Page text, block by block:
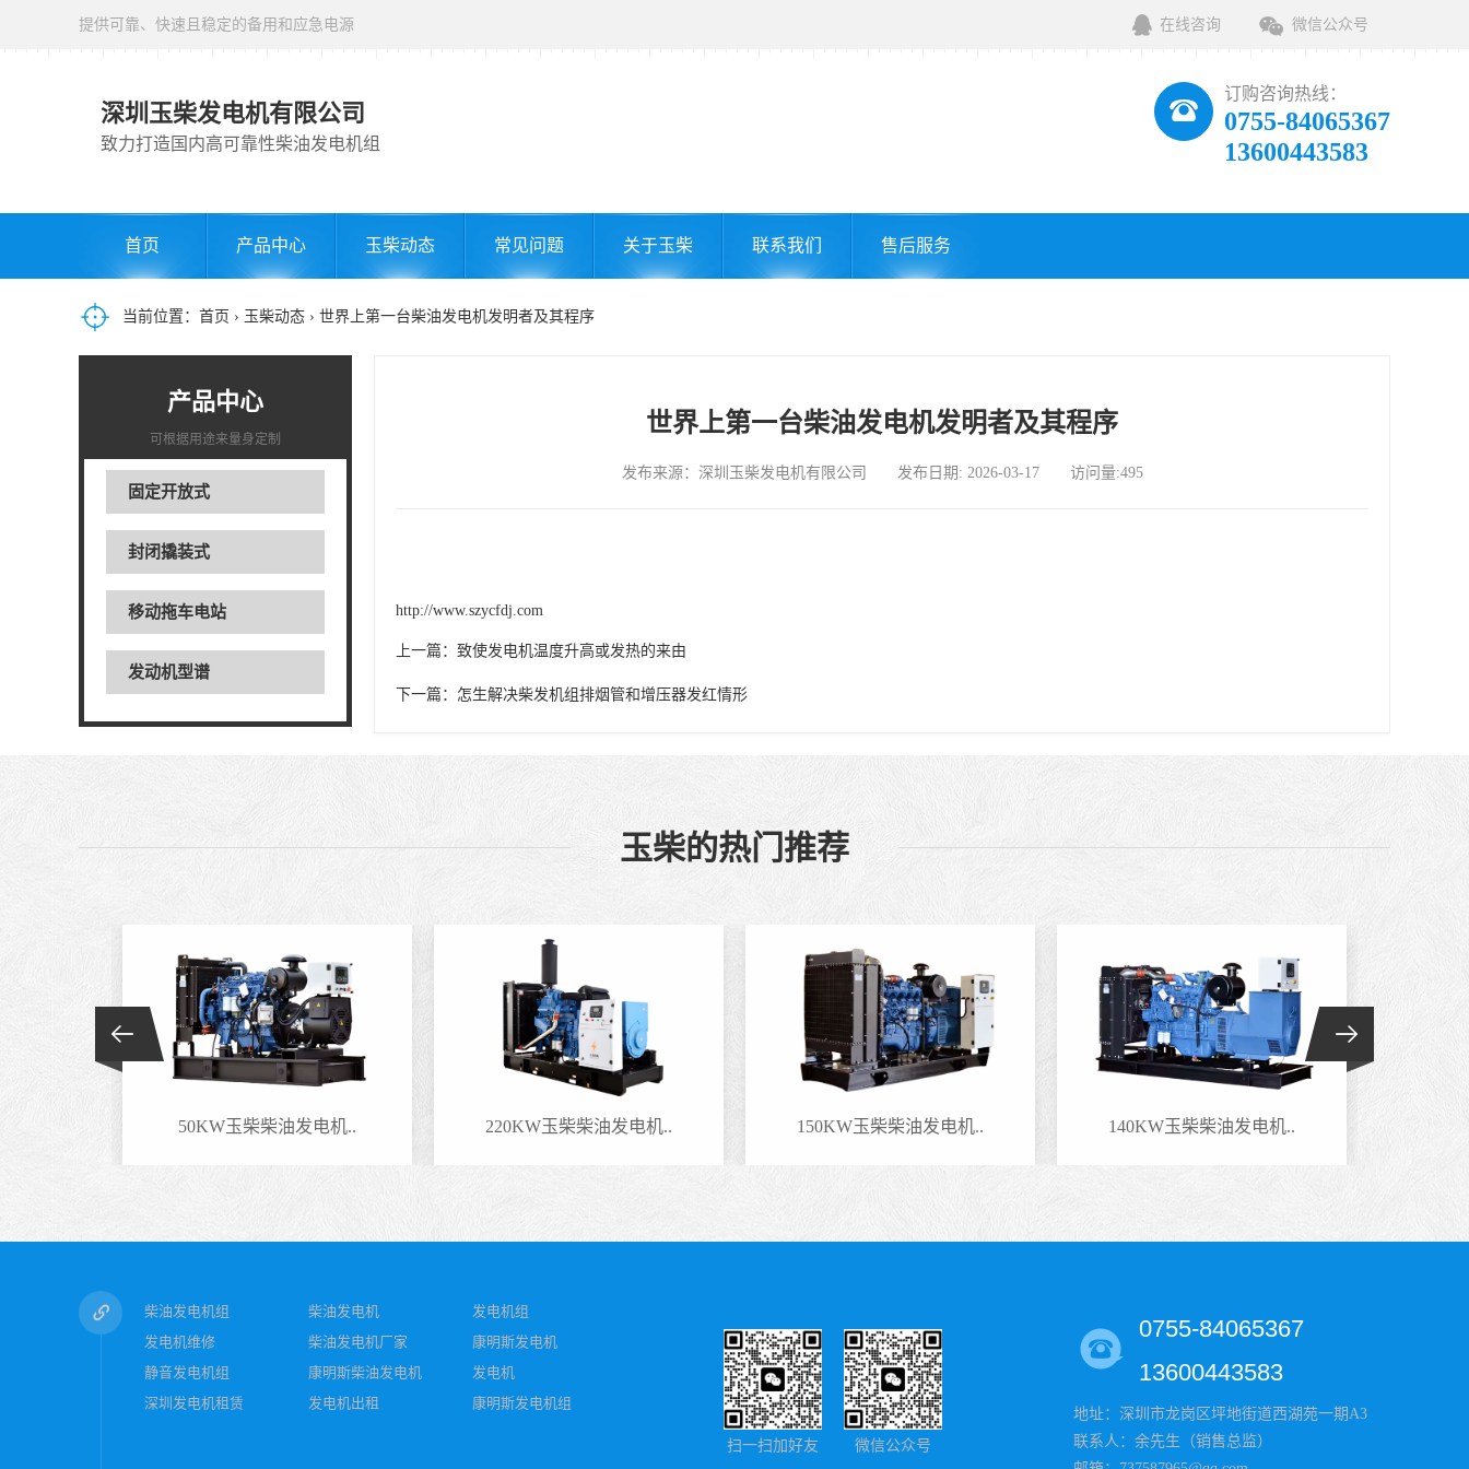
提供可靠、快速且稳定的备用和应急电源 在线咨询 微信公众号
深圳玉柴发电机有限公司
致力打造国内高可靠性柴油发电机组
订购咨询热线：
0755-84065367
13600443583
首页 产品中心 玉柴动态 常见问题 关于玉柴 联系我们 售后服务
当前位置： 首页 › 玉柴动态 › 世界上第一台柴油发电机发明者及其程序
产品中心
可根据用途来量身定制
固定开放式
封闭撬装式
移动拖车电站
发动机型谱
世界上第一台柴油发电机发明者及其程序
发布来源：深圳玉柴发电机有限公司 发布日期: 2026-03-17 访问量:495
http://www.szycfdj.com
上一篇： 致使发电机温度升高或发热的来由
下一篇： 怎生解决柴发机组排烟管和增压器发红情形
玉柴的热门推荐
50KW玉柴柴油发电机.. 220KW玉柴柴油发电机.. 150KW玉柴柴油发电机.. 140KW玉柴柴油发电机..
柴油发电机组 柴油发电机
发电机组
发电机维修
柴油发电机厂家
康明斯发电机
静音发电机组
康明斯柴油发电机
发电机
深圳发电机租赁
发电机出租 康明斯发电机组
扫一扫加好友 微信公众号
0755-84065367
13600443583
地址：深圳市龙岗区坪地街道西湖苑一期A3
联系人：余先生（销售总监）